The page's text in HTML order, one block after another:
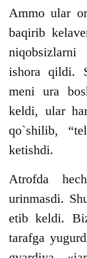
Ammo ular
baqirib
ishora qildi.
meni ura
keldi, ular
qo`shilib,
ketishdi.
Atrofda
urinmasdi.
etib keldi.
tarafga